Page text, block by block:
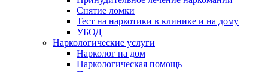
Снятие ломки
Тест на наркотики в клинике и на дому
УБОД
Наркологические услуги
Нарколог на дом
Наркологическая помощь